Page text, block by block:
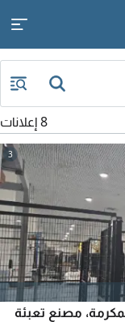
8 إعلانات
3
مصنع تعبئة